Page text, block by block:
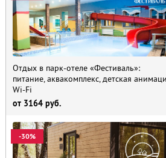
Отдых в парк-отеле «Фестиваль»:
питание, аквакомплекс, детская
Wi-Fi
от 3164 руб.
-30%